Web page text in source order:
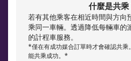
什麼是共乘
若有其他乘客在相近時間與方向
乘同一車輛。透過降低每輛車的
的計程車服務。
*僅在有成功媒合訂單時才會確認共乘
能共乘成功。*